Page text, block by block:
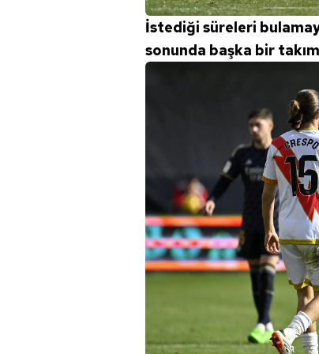
İstediği süreleri
sonunda başka bir